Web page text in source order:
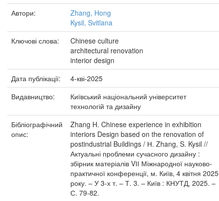
Автори:
Zhang, Hong
Kysil, Svitlana
Ключові слова:
Chinese culture
architectural renovation
interior design
Дата публікації:
4-кві-2025
Видавництво:
Київський національний університет
технологій та дизайну
Бібліографічний
опис:
Zhang H. Chinese experience in exhibition
interiors Design based on the renovation of
postindustrial Buildings / Н. Zhang, S. Kysil //
Актуальні проблеми сучасного дизайну :
збірник матеріалів VІІ Міжнародної науково-
практичної конференції, м. Київ, 4 квітня 2025
року. – У 3-х т. – Т. 3. – Київ : КНУТД, 2025. –
С. 79-82.